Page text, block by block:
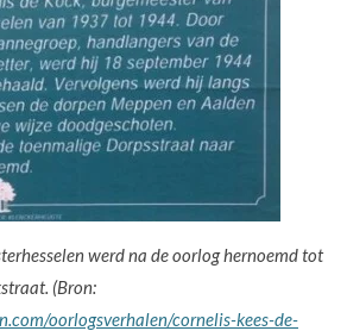
werd na de oorlog hernoemd tot
(Bron:
oorlogsverhalen/cornelis-kees-de-